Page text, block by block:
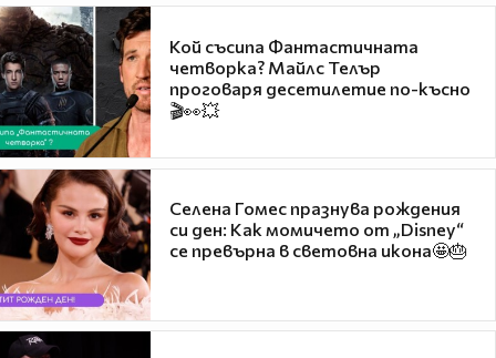
Кой съсипа Фантастичната
четворка? Майлс Телър
проговаря десетилетие по-късно
🎬👀💥
Селена Гомес празнува рождения
си ден: Как момичето от „Disney“
се превърна в световна икона🤩🎂